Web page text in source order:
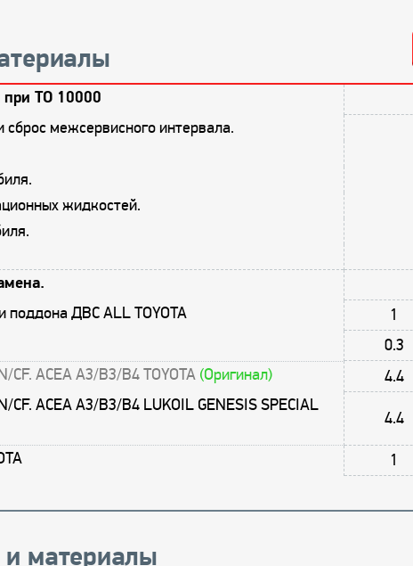
при ТО 10000
межсервисного интервала.
жидкостей.
поддона ДВС ALL TOYOTA 1
0.3
ACEA A3/B3/B4 TOYOTA (Оригинал) 4.4
ACEA A3/B3/B4 LUKOIL GENESIS SPECIAL
4.4
1
материалы